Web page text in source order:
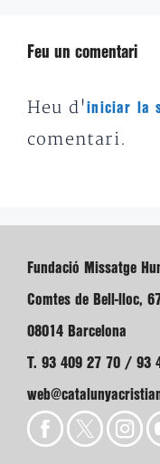
Feu un comentari
Heu d'iniciar la
comentari.
Fundació Missatge
Comtes de Bell-lloc,
08014 Barcelona
T. 93 409 27 70 / 93